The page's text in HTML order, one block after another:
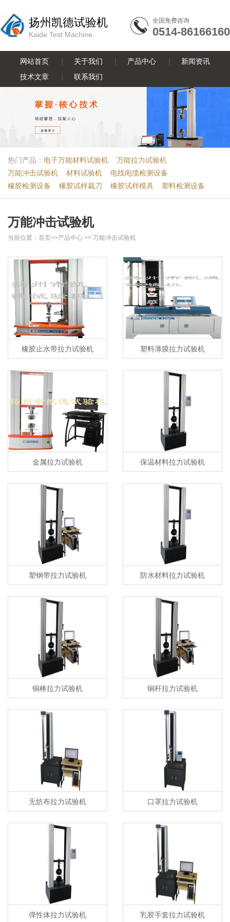
扬州凯德试验机
Kaide Test Machine
全国免费咨询
0514-86166160
网站首页 关于我们 产品中心
新闻资讯
技术文章
联系我们
热门产品： 电子万能材料试验机
万能拉力试验机
万能冲击试验机
材料试验机
电线电缆检测设备
橡胶检测设备
橡胶试样裁刀 橡胶试样模具 塑料检测设备
万能冲击试验机
当前位置： 首页>>产品中心 >> 万能冲击试验机
橡胶止水带拉力试验机 塑料薄膜拉力试验机
金属拉力试验机 保温材料拉力试验机
塑钢带拉力试验机 防水材料拉力试验机
铜棒拉力试验机 铜杆拉力试验机
无纺布拉力试验机 口罩拉力试验机
弹性体拉力试验机 乳胶手套拉力试验机